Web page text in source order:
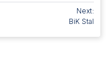
Next:
BiK Stal